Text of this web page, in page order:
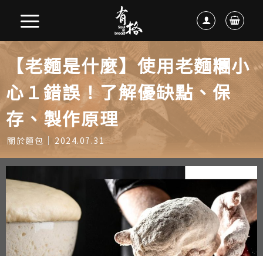
【老麵是什麼】使用老麵糰小
心１錯誤！了解優缺點、保
存、製作原理
關於麵包 2024.07.31